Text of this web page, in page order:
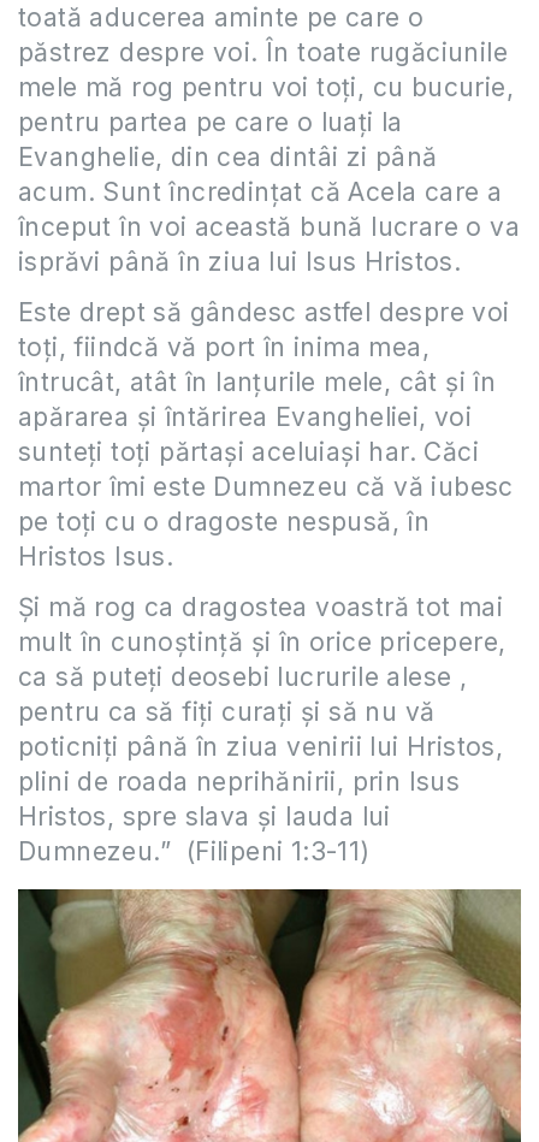
toată aducerea aminte pe care o
păstrez despre voi. În toate rugăciunile
mele mă rog pentru voi toţi, cu bucurie,
pentru partea pe care o luaţi la
Evanghelie, din cea dintâi zi până
acum. Sunt încredinţat că Acela care a
început în voi această bună lucrare o va
isprăvi până în ziua lui Isus Hristos.
Este drept să gândesc astfel despre voi
toţi, fiindcă vă port în inima mea,
întrucât, atât în lanţurile mele, cât şi în
apărarea şi întărirea Evangheliei, voi
sunteţi toţi părtaşi aceluiaşi har. Căci
martor îmi este Dumnezeu că vă iubesc
pe toţi cu o dragoste nespusă, în
Hristos Isus.
Şi mă rog ca dragostea voastră tot mai
mult în cunoştinţă și în orice pricepere,
ca să puteţi deosebi lucrurile alese ,
pentru ca săfiţi curaţi şi să nu vă
poticniţi până în ziua venirii lui Hristos,
plini de roada neprihănirii, prin Isus
Hristos, spre slava şi lauda lui
Dumnezeu.” (Filipeni 1:3-11)